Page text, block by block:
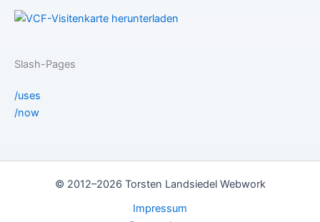
Slash-Pages
/uses
/now
© 2012–2026 Torsten Landsiedel Webwork
Impressum